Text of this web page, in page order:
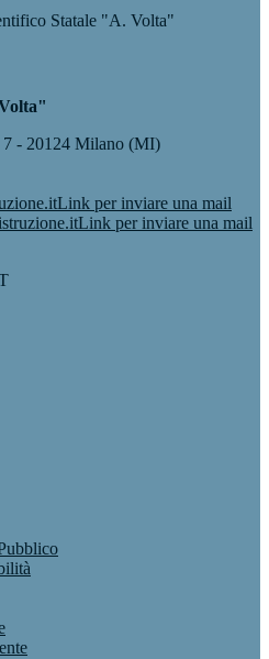
Statale "A. Volta"
- 20124 Milano (MI)
Link per inviare una mail
Link per inviare una mail